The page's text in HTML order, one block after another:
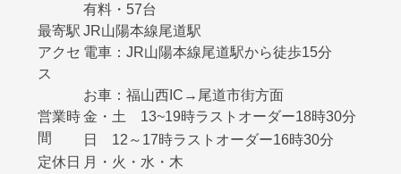
有料・57台
最寄駅 JR山陽本線尾道駅
アクセ
ス
電車：JR山陽本線尾道駅から徒歩15分
お車：福山西IC→尾道市街方面
営業時
間
金・土 13~19時ラストオーダー18時30分
日 12～17時ラストオーダー16時30分
定休日 月・火・水・木